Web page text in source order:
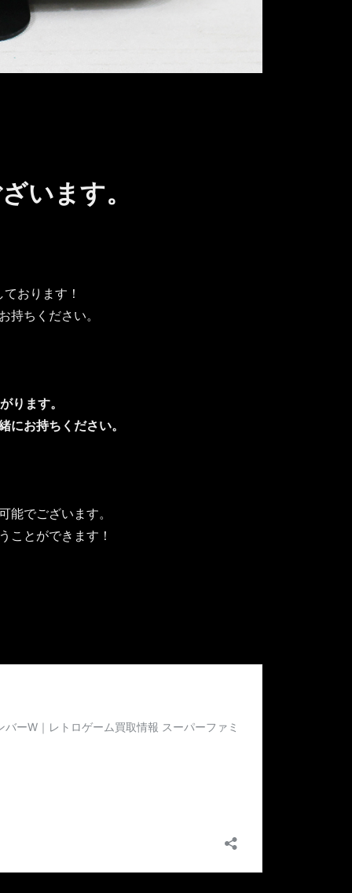
います。
おります！
持ちください。
ります。
にお持ちください。
能でございます。
ことができます！